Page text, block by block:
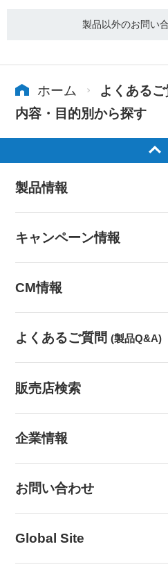
製品以外のお問い
ホーム
よくある
内容・目的別から探す
製品情報
キャンペーン情報
CM情報
よくあるご質問 (製品Q&A)
販売店検索
企業情報
お問い合わせ
Global Site